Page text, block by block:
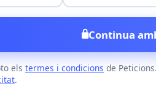
Continua
els termes i condicions de
.